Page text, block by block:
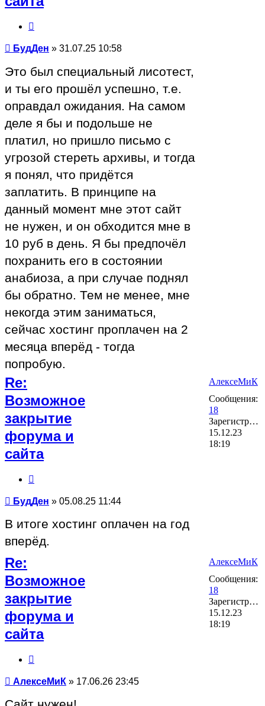
Сообщение
БудДен » 31.07.25 10:58
Это был специальный лисотест,
и ты его прошёл успешно, т.е.
оправдал ожидания. На самом
деле я бы и подольше не
платил, но пришло письмо с
угрозой стереть архивы, и тогда
я понял, что придётся
заплатить. В принципе на
данный момент мне этот сайт
не нужен, и он обходится мне в
10 руб в день. Я бы предпочёл
похранить его в состоянии
анабиоза, а при случае поднял
бы обратно. Тем не менее, мне
некогда этим заниматься,
сейчас хостинг проплачен на 2
месяца вперёд - тогда
попробую.
Re:
Возможное
закрытие
форума и
сайта
Сообщение
БудДен » 05.08.25 11:44
В итоге хостинг оплачен на год
вперёд.
АлексеМиК
Сообщения:
18
Зарегистрирован:
15.12.23
18:19
Re:
Возможное
закрытие
форума и
сайта
Сообщение
АлексеМиК » 17.06.26 23:45
АлексеМиК
Сообщения:
18
Зарегистрирован:
15.12.23
18:19